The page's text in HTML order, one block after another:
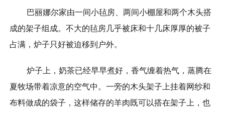
巴丽娜尔家由一间小毡房、两间小棚屋和两个木头搭
成的架子组成。不大的毡房几乎被床和十几床厚厚的被子
占满，炉子只好被迫移到户外。
炉子上，奶茶已经早早煮好，香气缠着热气，蒸腾在
夏牧场带着凉意的空气中。一旁的木头架子上挂着网纱和
布料做成的袋子，这样储存的羊肉既可以搭在架子上，也